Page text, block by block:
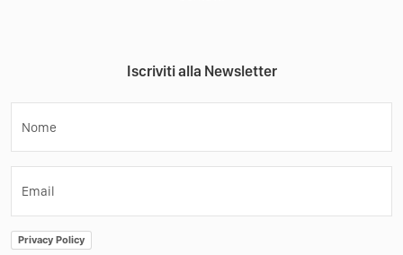
Iscriviti alla Newsletter
Nome
Email
Privacy Policy